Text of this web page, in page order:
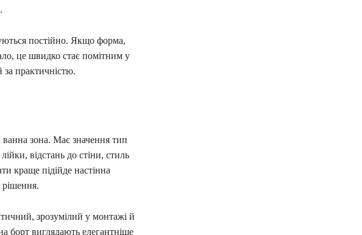
постійно. Якщо форма,
це швидко стає помітним у
практичністю.
зона. Має значення тип
відстань до стіни, стиль
краще підійде настінна
рішення.
зрозумілий у монтажі й
борт виглядають елегантніше